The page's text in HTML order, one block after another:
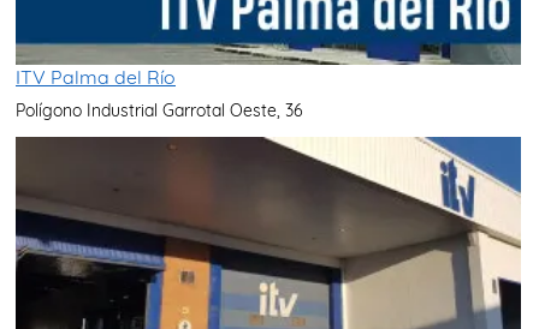
ITV Palma del Río
Polígono Industrial Garrotal Oeste, 36